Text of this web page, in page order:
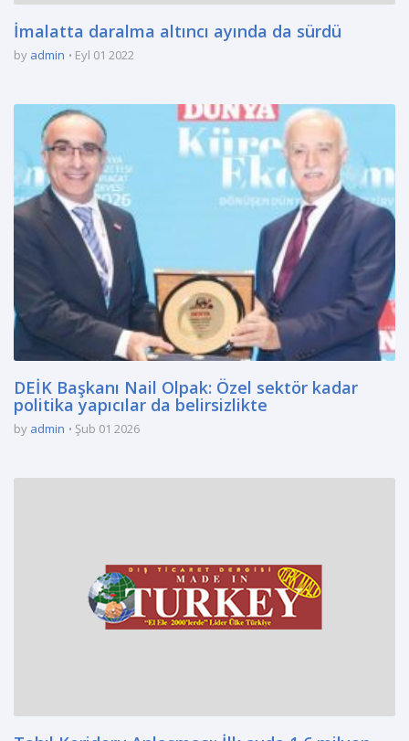
İmalatta daralma altıncı ayında da sürdü
by admin Eyl 01 2022
DEİK Başkanı Nail Olpak: Özel sektör kadar
politika yapıcılar da belirsizlikte
by admin Şub 01 2026